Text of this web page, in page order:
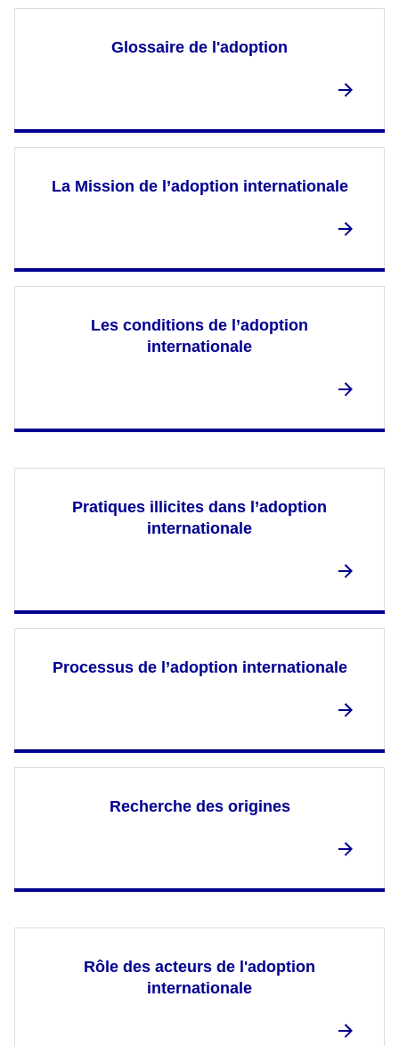
Glossaire de l'adoption
La Mission de l’adoption internationale
Les conditions de l’adoption
internationale
Pratiques illicites dans l’adoption
internationale
Processus de l’adoption internationale
Recherche des origines
Rôle des acteurs de l'adoption
internationale